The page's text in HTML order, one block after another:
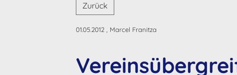
Zurück
01.05.2012 , Marcel Franitza